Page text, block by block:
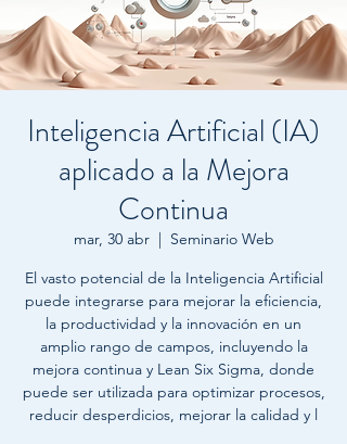
Inteligencia Artificial (IA)
aplicado a la Mejora
Continua
mar, 30 abr
  |
Seminario Web
El vasto potencial de la Inteligencia Artificial
puede integrarse para mejorar la eficiencia,
la productividad y la innovación en un
amplio rango de campos, incluyendo la
mejora continua y Lean Six Sigma, donde
puede ser utilizada para optimizar procesos,
reducir desperdicios, mejorar la calidad y l